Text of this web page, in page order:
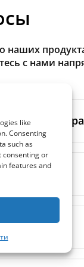
like
Consenting
such as
consenting or
features and
с нами
фильтры
тесно
F7 и др.
фильтра